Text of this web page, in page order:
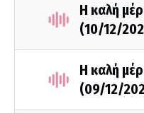
Η καλή
(10/12/
Η καλή
(09/12/